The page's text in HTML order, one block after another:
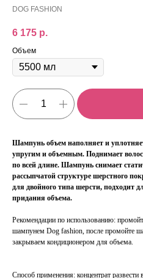
DOG FASHION
6 175 р.
Объем
Шампунь объем наполняет и
упругим и объемным. Поднимает
по всей длине. Шампунь снимает
рассыпчатой структуре шерстного
для двойного типа шерсти, подходит
придания объема.
Рекомендации по использованию:
шампунем Dog fashion, после промойте
закрываем кондиционером для объема.
Способ применения: концентрат